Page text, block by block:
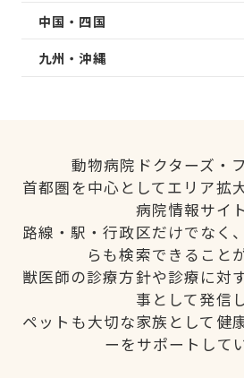
中国・四国
九州・沖縄
動物病院ドクターズ・
首都圏を中心としてエリア拡
病院情報サイト
路線・駅・行政区だけでなく
らも検索できること
獣医師の診療方針や診療に対
事として発信し
ペットも大切な家族として健
ーをサポートして